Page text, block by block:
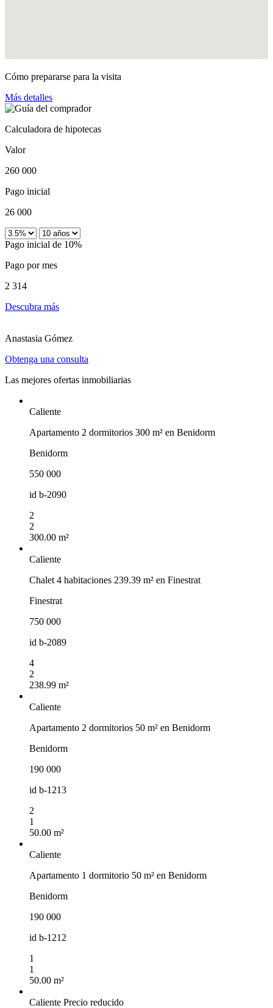
Cómo prepararse para la visita
Más detalles
Calculadora de hipotecas
Valor
260 000
Pago inicial
26 000
Pago inicial de 10%
Pago por mes
2 314
Descubra más
Anastasia Gómez
Obtenga una consulta
Las mejores ofertas inmobiliarias
Caliente
Apartamento 2 dormitorios 300 m² en Benidorm
Benidorm
550 000
id b-2090
2
2
300.00 m²
Caliente
Chalet 4 habitaciones 239.39 m² en Finestrat
Finestrat
750 000
id b-2089
4
2
238.99 m²
Caliente
Apartamento 2 dormitorios 50 m² en Benidorm
Benidorm
190 000
id b-1213
2
1
50.00 m²
Caliente
Apartamento 1 dormitorio 50 m² en Benidorm
Benidorm
190 000
id b-1212
1
1
50.00 m²
Caliente Precio reducido